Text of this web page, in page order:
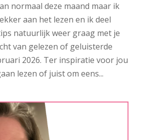
normaal deze maand maar ik
aan het lezen en ik deel
natuurlijk weer graag met je
van gelezen of geluisterde
2026. Ter inspiratie voor jou
lezen of juist om eens...